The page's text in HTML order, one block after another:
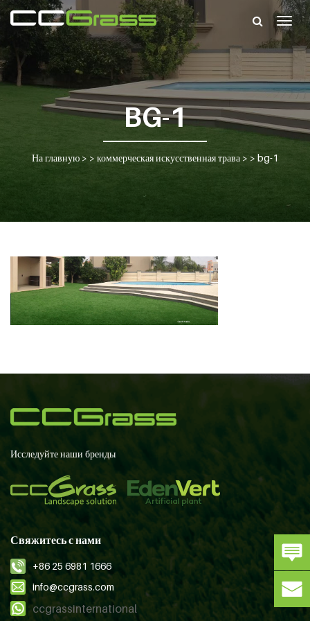
BG-1
На главную > > коммерческая искусственная трава > > bg-1
Исследуйте наши бренды
Свяжитесь с нами
+86 25 6981 1666
info@ccgrass.com
ccgrassinternational